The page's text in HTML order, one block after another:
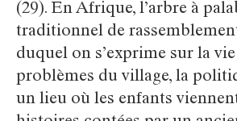
(29). En Afrique, l’arbre à
traditionnel de
duquel on s’exprime sur la
problèmes du village, la
un lieu où les enfants